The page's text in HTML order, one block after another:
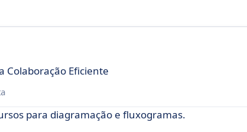
Colaboração Eficiente
para diagramação e fluxogramas.